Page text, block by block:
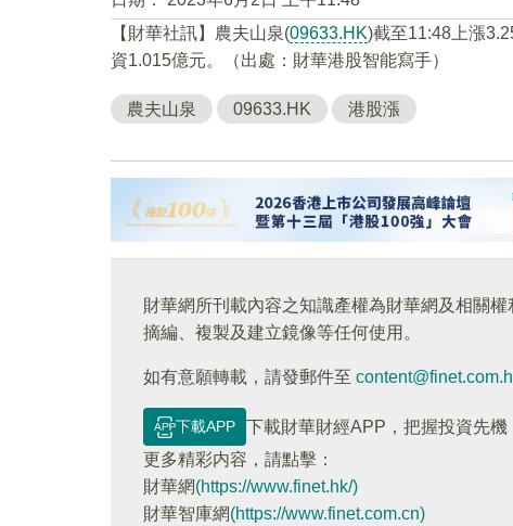
【財華社訊】農夫山泉(09633.HK)截至11:48上漲
資1.015億元。（出處：財華港股智能寫手）
農夫山泉 09633.HK 港股漲
財華網所刊載內容之知識產權為財華網及相關
摘編、複製及建立鏡像等任何使用。
如有意願轉載，請發郵件至
下載APP
下載財華財經APP，把握投資先機
更多精彩内容，請點擊：
財華網(https://www.finet.hk/)
財華智庫網(https://www.finet.com.cn)